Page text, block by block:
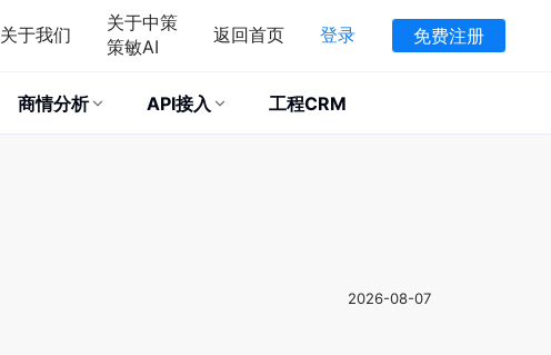
关于我们
关于中策
策敏AI
返回首页 登录 免费注册
商情分析 API接入 工程CRM
2026-08-07